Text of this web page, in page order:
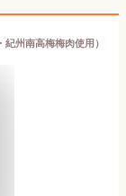
州南高梅梅肉使用）